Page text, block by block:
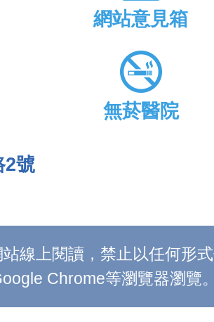
2號
網站意見箱
無菸醫院
線上閱讀，禁止以任何形
Chrome等瀏覽器瀏覽。